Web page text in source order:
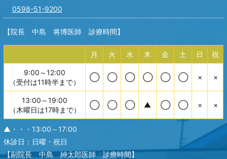
0598-51-9200
【院長 中島 将博医師 診療時間】
月 火 水 木 金 土 日 祝
9:00～12:00
（受付は11時半まで）
◯ ◯ ◯ ◯ ◯ ◯ × ×
13:00～19:00
（木曜日は17時まで）
◯ ◯ ◯ ▲ ◯ ◯ × ×
▲・・・13:00～17:00
休診日：日曜・祝日
【副院長 中島 紳太郎医師 診療時間】